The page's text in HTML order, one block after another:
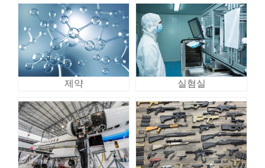
제약 실혐실